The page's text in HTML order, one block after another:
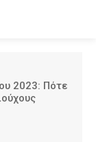
2023: Πότε